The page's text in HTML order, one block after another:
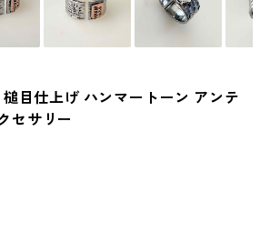
目仕上げ ハンマートーン アンテ
セサリー